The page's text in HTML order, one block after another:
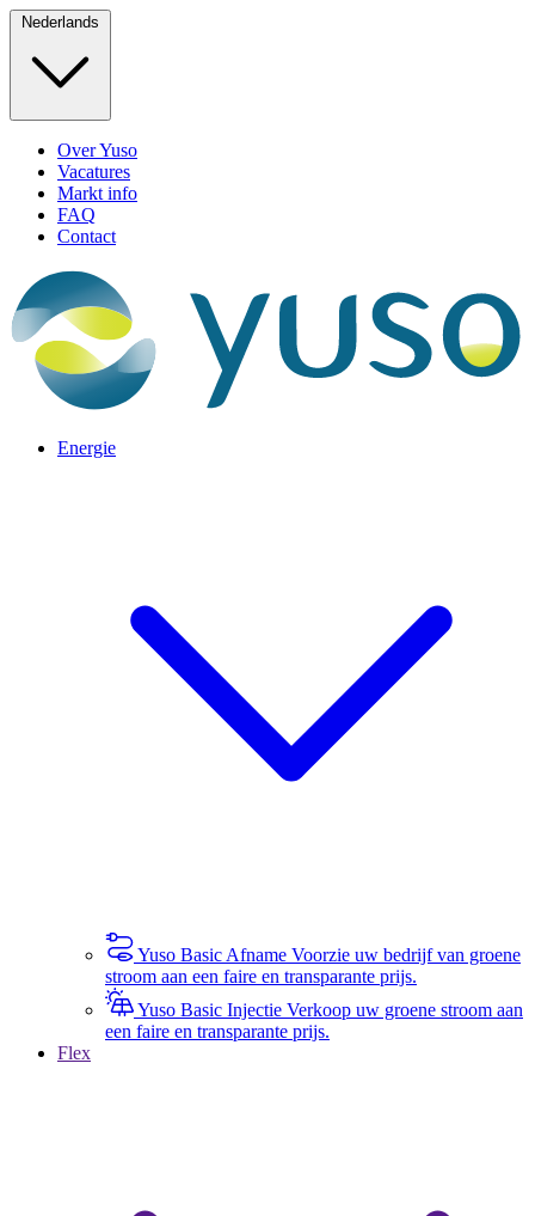
Nederlands
Over Yuso
Vacatures
Markt info
FAQ
Contact
Energie
Yuso Basic Afname Voorzie uw bedrijf van groene
stroom aan een faire en transparante prijs.
Yuso Basic Injectie Verkoop uw groene stroom aan
een faire en transparante prijs.
Flex